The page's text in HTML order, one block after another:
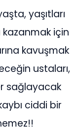
yaşıtları
için
kavuşmak
ustaları,
sağlayacak
ciddi bir